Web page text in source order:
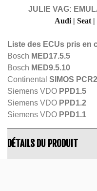
JULIE VAG:
Audi | Seat |
Liste des ECUs pris en
Bosch MED17.5.5
Bosch MED9.5.10
Continental SIMOS
Siemens VDO PPD1.5
Siemens VDO PPD1.2
Siemens VDO PPD1.1
DÉTAILS DU PRODUIT